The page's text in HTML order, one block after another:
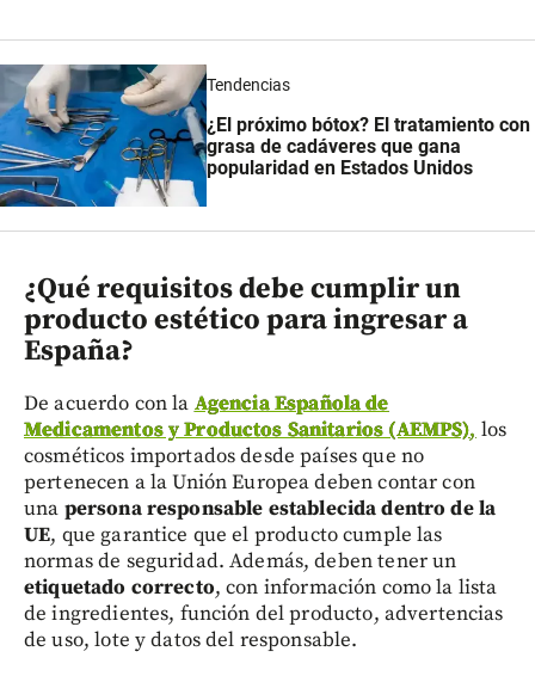
Tendencias
¿El próximo bótox? El tratamiento con
grasa de cadáveres que gana
popularidad en Estados Unidos
¿Qué requisitos debe cumplir un
producto estético para ingresar a
España?
De acuerdo con laAgencia Española de
Medicamentos y Productos Sanitarios (AEMPS),los
cosméticos importados desde países que no
pertenecen a la Unión Europea deben contar con
una persona responsable establecida dentro de la
UE, que garantice que el producto cumple las
normas de seguridad. Además, deben tener un
etiquetado correcto, con información como la lista
de ingredientes, función del producto, advertencias
de uso, lote y datos del responsable.